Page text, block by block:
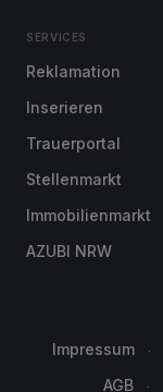
SERVICES
Reklamation
Inserieren
Trauerportal
Stellenmarkt
Immobilienmarkt
AZUBI NRW
Impressum
AGB